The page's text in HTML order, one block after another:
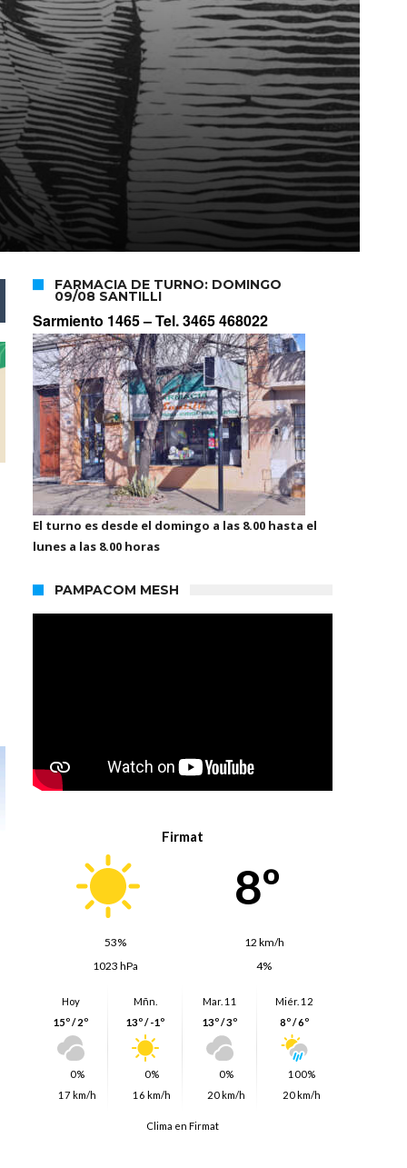
FARMACIA DE TURNO: DOMINGO
09/08 SANTILLI
Sarmiento 1465 –Tel. 3465 468022
El turno es desde el domingo a las 8.00 hasta el
lunes a las 8.00 horas
PAMPACOM MESH
Firmat
8º
53%
12 km/h
1023 hPa
4%
Hoy
15º / 2º
0%
17 km/h
Mñn.
13º / -1º
0%
16 km/h
Mar. 11
13º / 3º
0%
20 km/h
Miér. 12
8º / 6º
100%
20 km/h
Clima en Firmat